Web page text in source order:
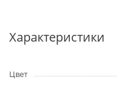
Характеристики
Цвет